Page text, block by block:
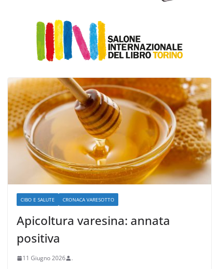
CIBO E SALUTE CRONACA VARESOTTO
Apicoltura varesina: annata
positiva
11 Giugno 2026 .